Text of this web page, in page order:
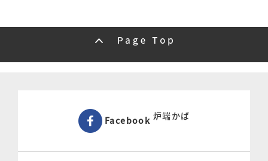
Facebook 炉端かば